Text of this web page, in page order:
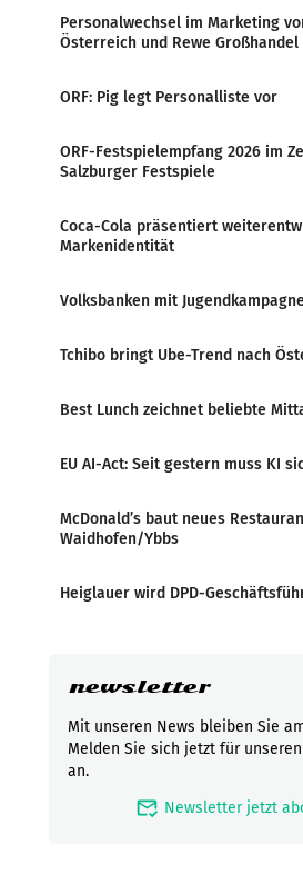
Personalwechsel im Marketing
Österreich und Rewe Großhandel
ORF: Pig legt Personalliste vor
ORF-Festspielempfang 2026 im
Salzburger Festspiele
Coca-Cola präsentiert
Markenidentität
Volksbanken mit
Tchibo bringt Ube-Trend nach
Best Lunch zeichnet beliebte
EU AI-Act: Seit gestern muss KI
McDonald’s baut neues
Waidhofen/Ybbs
Heiglauer wird DPD-
newsletter
Mit unseren News bleiben Sie
Melden Sie sich jetzt für
an.
mark_email_read Newsletter jetzt